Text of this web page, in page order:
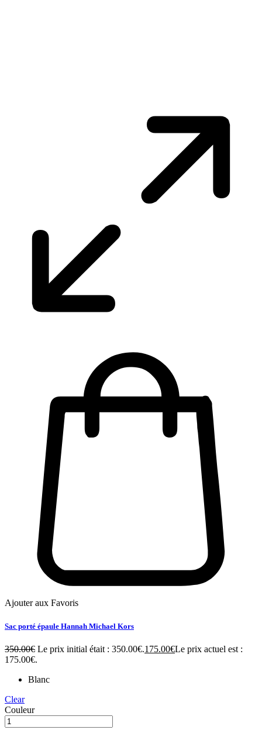
Ajouter aux Favoris
Sac porté épaule Hannah Michael Kors
350.00€ Le prix initial était : 350.00€.175.00€Le prix actuel est :
175.00€.
Blanc
Clear
Couleur